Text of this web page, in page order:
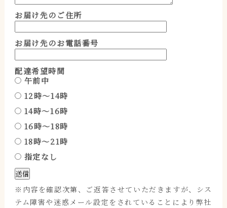
お届け先のご住所
お届け先のお電話番号
配達希望時間
午前中
12時～14時
14時～16時
16時～18時
18時～21時
指定なし
※内容を確認次第、ご返答させていただきますが、シス
テム障害や迷惑メール設定をされていることにより弊社